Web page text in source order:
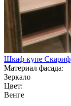
Шкаф-купе Скариф
Материал фасада:
Зеркало
Цвет:
Венге